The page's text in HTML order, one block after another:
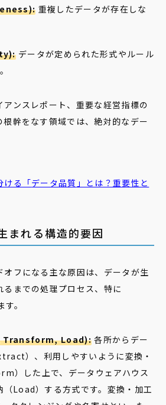
重複したデータが存在しな
データが定められた形式やルール
ンスレポート、重要な経営指標の
幹をなす領域では、絶対的なデー
ける「データ品質 」とは？重要性と
まれる構造的要因
フになる主な原因は、データが生
までの処理プロセス、特に
。
Transform, Load):各所からデー
）、利用しやすいように変換・
）した上で、データウェアハウス
（Load）する方式です。変換・加工